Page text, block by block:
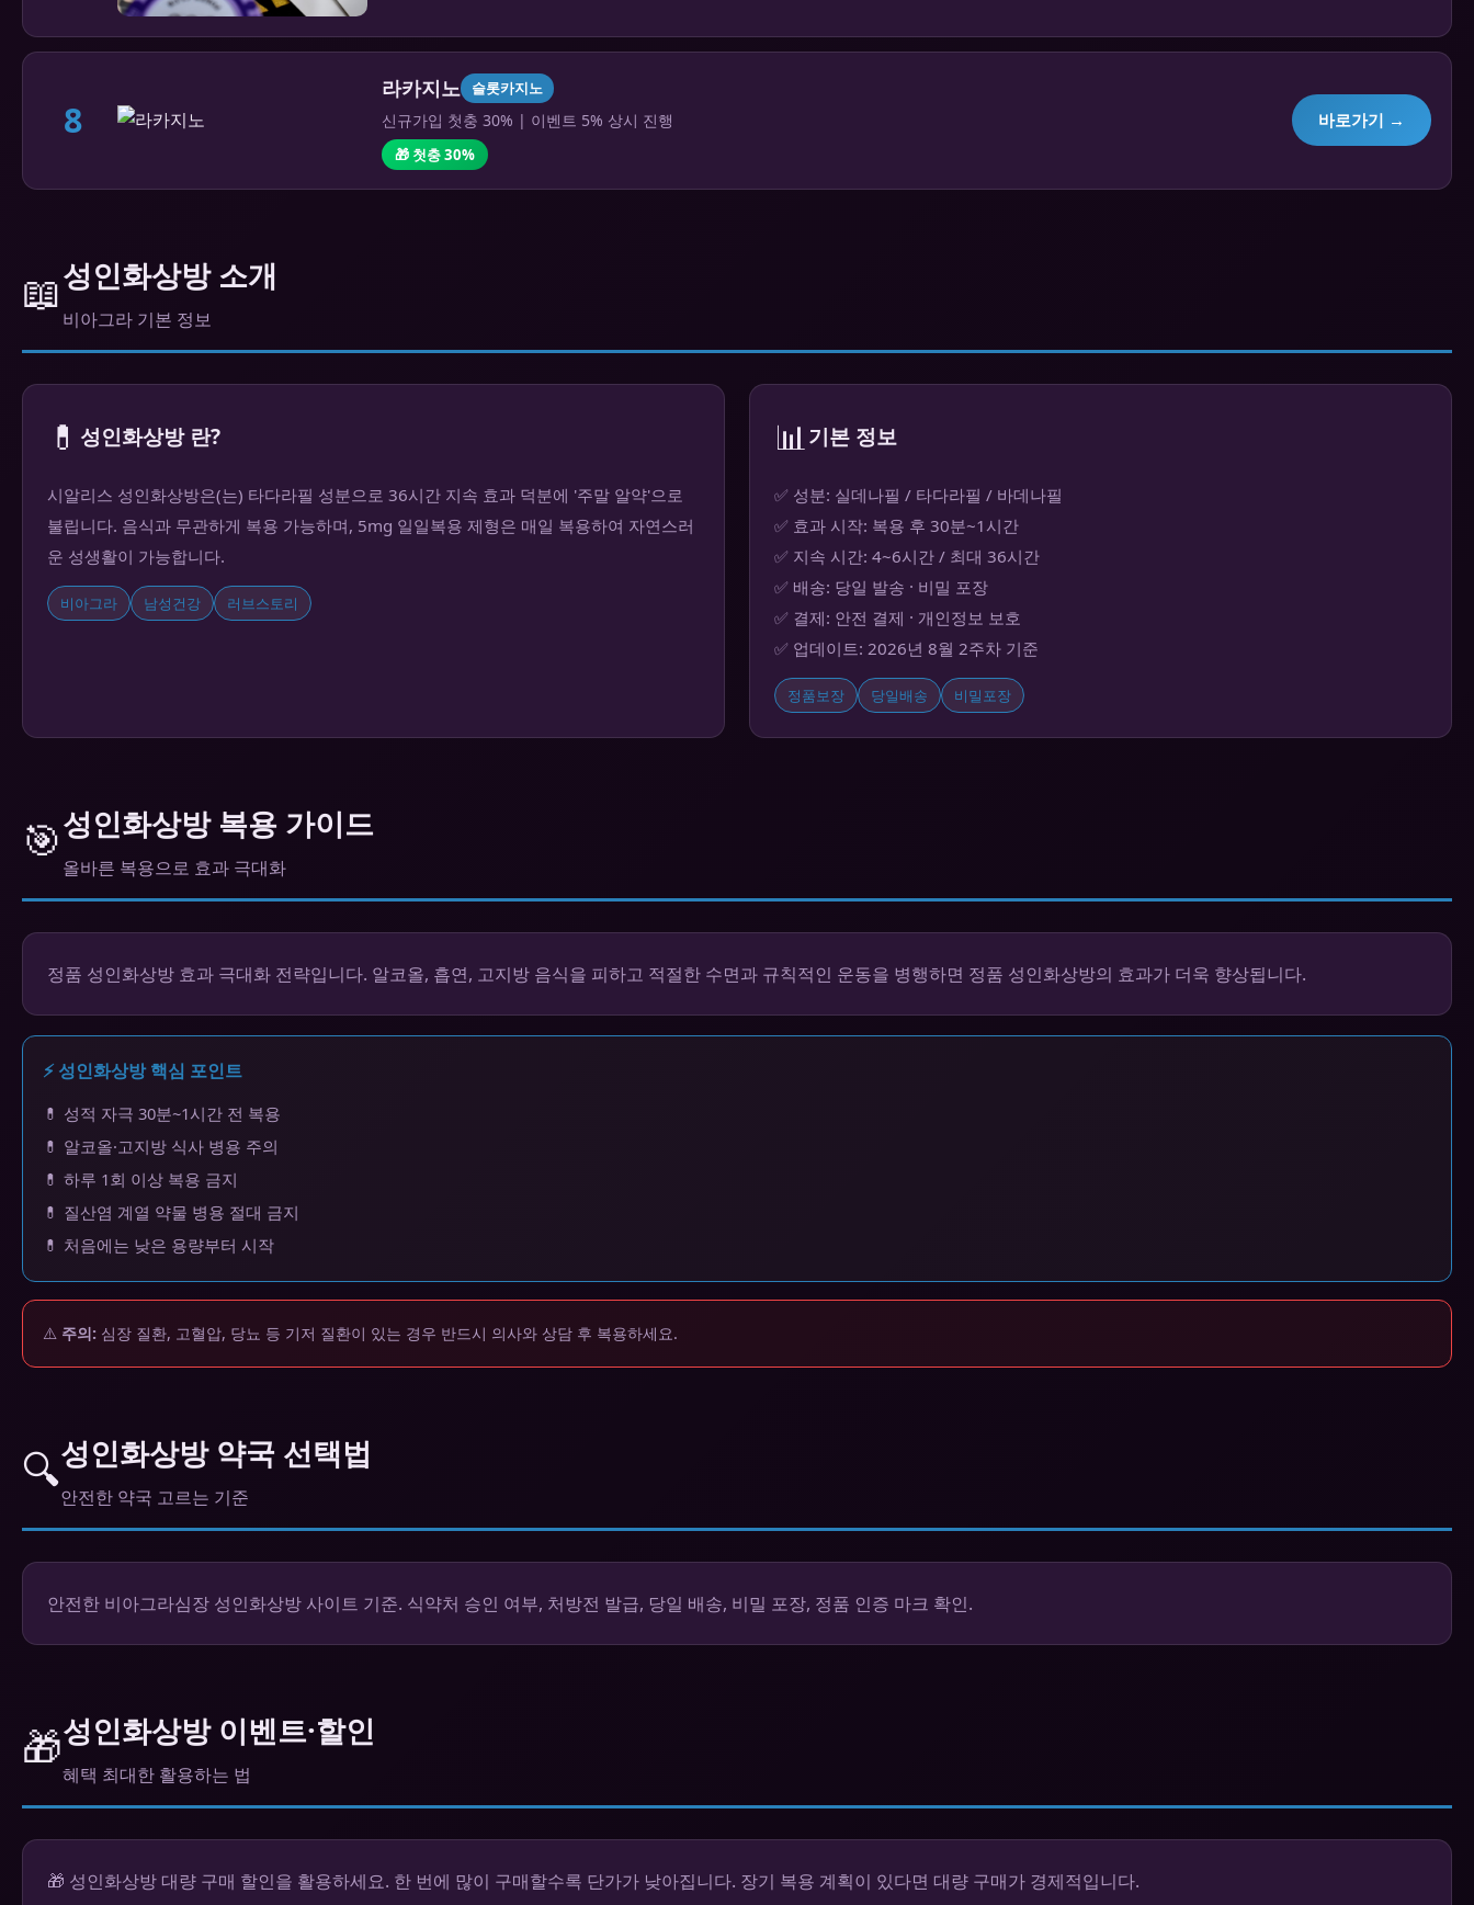
8
라카지노 슬롯카지노
신규가입 첫충 30% | 이벤트 5% 상시 진행
🎁 첫충 30%
바로가기 →
📖성인화상방 소개
비아그라 기본 정보
💊 성인화상방 란?
시알리스 성인화상방은(는) 타다라필 성분으로 36시간 지속 효과 덕분에 '주말 알약'으로
불립니다. 음식과 무관하게 복용 가능하며, 5mg 일일복용 제형은 매일 복용하여 자연스러
운 성생활이 가능합니다.
비아그라 남성건강 러브스토리
📊기본 정보
✅ 성분: 실데나필 / 타다라필 / 바데나필
✅ 효과 시작: 복용 후 30분~1시간
✅ 지속 시간: 4~6시간 / 최대 36시간
✅ 배송: 당일 발송 · 비밀 포장
✅ 결제: 안전 결제 · 개인정보 보호
✅ 업데이트: 2026년 8월 2주차 기준
정품보장 당일배송 비밀포장
🎯성인화상방 복용 가이드
올바른 복용으로 효과 극대화
정품 성인화상방 효과 극대화 전략입니다. 알코올, 흡연, 고지방 음식을 피하고 적절한 수면과 규칙적인 운동을 병행하면 정품 성인화상방의 효과가 더욱 향상됩니다.
⚡ 성인화상방 핵심 포인트
💊 성적 자극 30분~1시간 전 복용
💊 알코올·고지방 식사 병용 주의
💊 하루 1회 이상 복용 금지
💊 질산염 계열 약물 병용 절대 금지
💊 처음에는 낮은 용량부터 시작
⚠️ 주의: 심장 질환, 고혈압, 당뇨 등 기저 질환이 있는 경우 반드시 의사와 상담 후 복용하세요.
🔍성인화상방 약국 선택법
안전한 약국 고르는 기준
안전한 비아그라심장 성인화상방 사이트 기준. 식약처 승인 여부, 처방전 발급, 당일 배송, 비밀 포장, 정품 인증 마크 확인.
🎁성인화상방 이벤트·할인
혜택 최대한 활용하는 법
🎁 성인화상방 대량 구매 할인을 활용하세요. 한 번에 많이 구매할수록 단가가 낮아집니다. 장기 복용 계획이 있다면 대량 구매가 경제적입니다.